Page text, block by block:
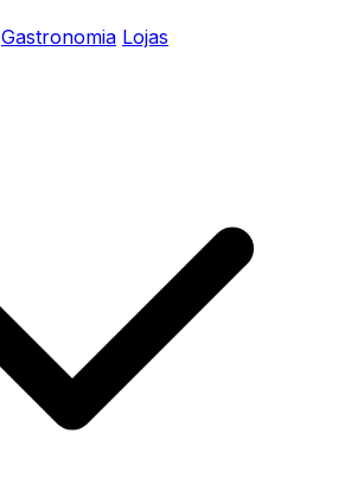
Gastronomia Lojas